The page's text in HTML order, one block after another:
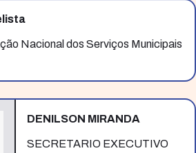
Nacional dos Serviços Municipais
DENILSON MIRANDA
SECRETARIO EXECUTIVO